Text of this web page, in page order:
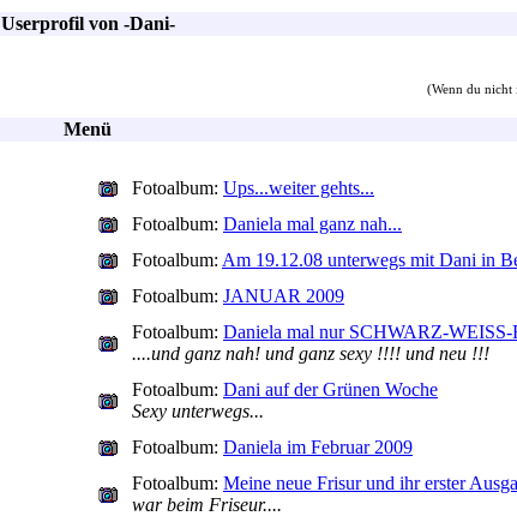
Userprofil von -Dani-
(Wenn du nicht
Menü
Fotoalbum: Ups...weiter gehts...
Fotoalbum: Daniela mal ganz nah...
Fotoalbum: Am 19.12.08 unterwegs mit Dani in
Fotoalbum: JANUAR 2009
Fotoalbum: Daniela mal nur SCHWARZ-
....und ganz nah! und ganz sexy !!!! und neu !!!
Fotoalbum: Dani auf der Grünen Woche
Sexy unterwegs...
Fotoalbum: Daniela im Februar 2009
Fotoalbum: Meine neue Frisur und ihr erster
war beim Friseur....